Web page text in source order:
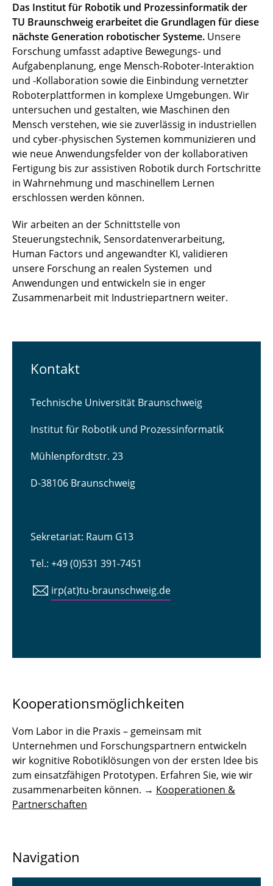
Das Institut für Robotik und Prozessinformatik der
TU Braunschweig erarbeitet die Grundlagen für diese
nächste Generation robotischer Systeme. Unsere
Forschung umfasst adaptive Bewegungs- und
Aufgabenplanung, enge Mensch-Roboter-Interaktion
und -Kollaboration sowie die Einbindung vernetzter
Roboterplattformen in komplexe Umgebungen. Wir
untersuchen und gestalten, wie Maschinen den
Mensch verstehen, wie sie zuverlässig in industriellen
und cyber-physischen Systemen kommunizieren und
wie neue Anwendungsfelder von der kollaborativen
Fertigung bis zur assistiven Robotik durch Fortschritte
in Wahrnehmung und maschinellem Lernen
erschlossen werden können.
Wir arbeiten an der Schnittstelle von
Steuerungstechnik, Sensordatenverarbeitung,
Human Factors und angewandter KI, validieren
unsere Forschung an realen Systemen und
Anwendungen und entwickeln sie in enger
Zusammenarbeit mit Industriepartnern weiter.
Kontakt
Technische Universität Braunschweig
Institut für Robotik und Prozessinformatik
Mühlenpfordtstr. 23
D-38106 Braunschweig
Sekretariat: Raum G13
Tel.: +49 (0)531 391-7451
irp(at)tu-braunschweig.de
Kooperationsmöglichkeiten
Vom Labor in die Praxis – gemeinsam mit
Unternehmen und Forschungspartnern entwickeln
wir kognitive Robotiklösungen von der ersten Idee bis
zum einsatzfähigen Prototypen. Erfahren Sie, wie wir
zusammenarbeiten können. → Kooperationen &
Partnerschaften
Navigation